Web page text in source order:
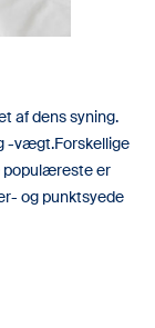
af dens syning.
-vægt.Forskellige
populæreste er
og punktsyede